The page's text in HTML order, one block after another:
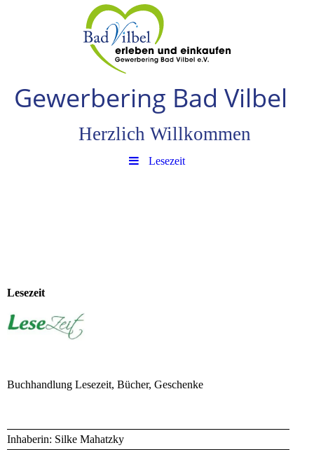
Gewerbering Bad Vilbel
Herzlich Willkommen
Lesezeit
Lesezeit
Buchhandlung Lesezeit, Bücher, Geschenke
Inhaberin: Silke Mahatzky